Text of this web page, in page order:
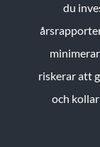
du
riskerar att
och